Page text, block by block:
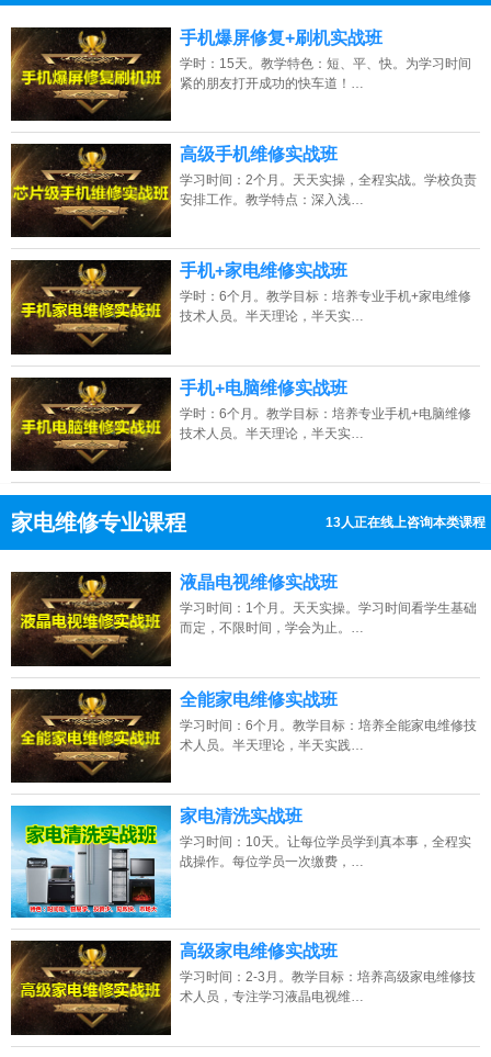
点击免费咨询电话：13807313137
手机爆屏修复+刷机实战班
学时：15天。教学特色：短、平、快。为学习时间
紧的朋友打开成功的快车道！…
高级手机维修实战班
学习时间：2个月。天天实操，全程实战。学校负责
安排工作。教学特点：深入浅…
手机+家电维修实战班
学时：6个月。教学目标：培养专业手机+家电维修
技术人员。半天理论，半天实…
手机+电脑维修实战班
学时：6个月。教学目标：培养专业手机+电脑维修
技术人员。半天理论，半天实…
家电维修专业课程 6人正在线上咨询本类课程
点击免费咨询电话：13807313137
液晶电视维修实战班
学习时间：1个月。天天实操。学习时间看学生基础
而定，不限时间，学会为止。…
全能家电维修实战班
学习时间：6个月。教学目标：培养全能家电维修技
术人员。半天理论，半天实践…
家电清洗实战班
学习时间：10天。让每位学员学到真本事，全程实
战操作。每位学员一次缴费，…
高级家电维修实战班
学习时间：2-3月。教学目标：培养高级家电维修技
术人员，专注学习液晶电视维…